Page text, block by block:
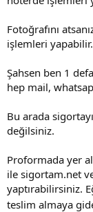
Fotoğrafını
işlemleri yapabilir.
Şahsen ben 1
hep mail,
Bu arada
değilsiniz.
Proformada yer
ile sigortam.net
yaptırabilirsiniz.
teslim almaya